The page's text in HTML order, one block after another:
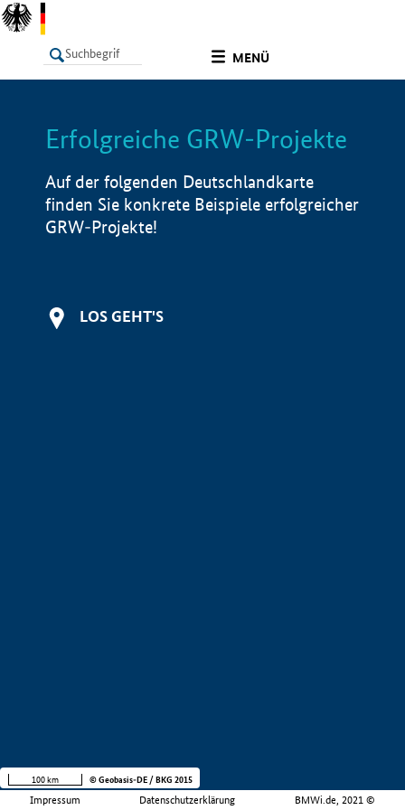
MENÜ
LISTE Info
Erfolgreiche GRW-Projekte
Auf der folgenden Deutschlandkarte
finden Sie konkrete Beispiele erfolgreicher
GRW-Projekte!
LOS GEHT'S
Impressum Datenschutzerklärung BMWi.de, 2021 ©
100 km © Geobasis-DE / BKG 2015